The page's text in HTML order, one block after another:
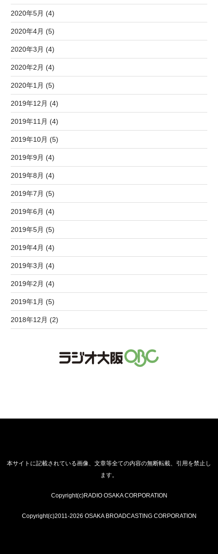
2020年5月 (4)
2020年4月 (5)
2020年3月 (4)
2020年2月 (4)
2020年1月 (5)
2019年12月 (4)
2019年11月 (4)
2019年10月 (5)
2019年9月 (4)
2019年8月 (4)
2019年7月 (5)
2019年6月 (4)
2019年5月 (5)
2019年4月 (4)
2019年3月 (4)
2019年2月 (4)
2019年1月 (5)
2018年12月 (2)
本サイトに記載されている画像、文章等全ての内容の無断転載、引用を禁止し
ます。
Copyright(c)RADIO OSAKA CORPORATION
Copyright(c)2011-2026 OSAKA BROADCASTING CORPORATION